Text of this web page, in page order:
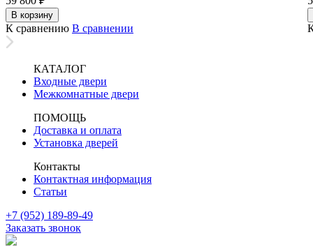
В корзину
К сравнению В сравнении
КАТАЛОГ
Входные двери
Межкомнатные двери
ПОМОЩЬ
Доставка и оплата
Установка дверей
Контакты
Контактная информация
Статьи
+7 (952) 189-89-49
Заказать звонок